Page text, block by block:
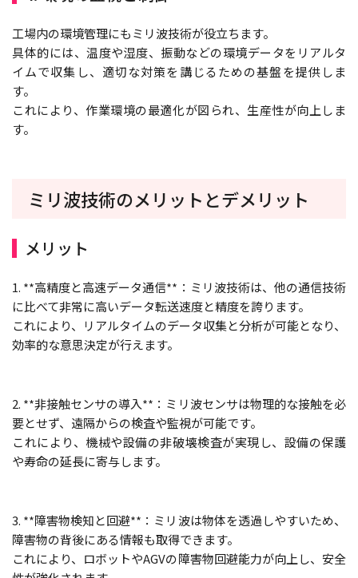
工場内の環境管理にもミリ波技術が役立ちます。
具体的には、温度や湿度、振動などの環境データをリアルタ
イムで収集し、適切な対策を講じるための基盤を提供しま
す。
これにより、作業環境の最適化が図られ、生産性が向上しま
す。
ミリ波技術のメリットとデメリット
メリット
1. **高精度と高速データ通信**：ミリ波技術は、他の通信技術
に比べて非常に高いデータ転送速度と精度を誇ります。
これにより、リアルタイムのデータ収集と分析が可能となり、
効率的な意思決定が行えます。
2. **非接触センサの導入**：ミリ波センサは物理的な接触を必
要とせず、遠隔からの検査や監視が可能です。
これにより、機械や設備の非破壊検査が実現し、設備の保護
や寿命の延長に寄与します。
3. **障害物検知と回避**：ミリ波は物体を透過しやすいため、
障害物の背後にある情報も取得できます。
これにより、ロボットやAGVの障害物回避能力が向上し、安全